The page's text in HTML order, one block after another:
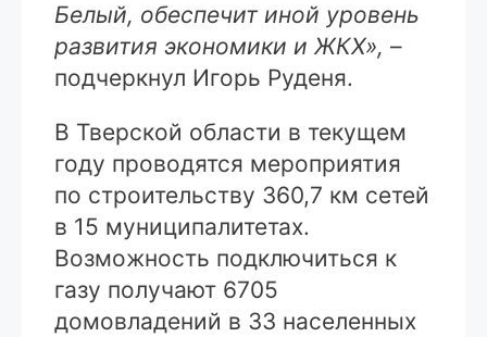
Белый, обеспечит иной уровень
развития экономики и ЖКХ», –
подчеркнул Игорь Руденя.
В Тверской области в текущем
году проводятся мероприятия
по строительству 360,7 км сетей
в 15 муниципалитетах.
Возможность подключиться к
газу получают 6705
домовладений в 33 населенных